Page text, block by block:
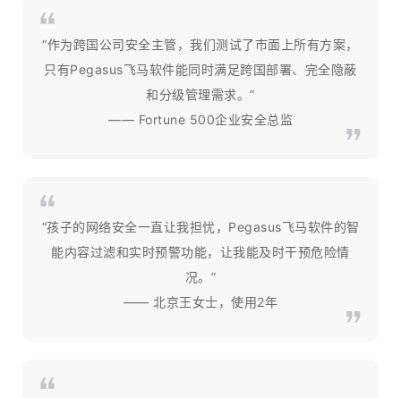
“作为跨国公司安全主管，我们测试了市面上所有方案，
只有Pegasus飞马软件能同时满足跨国部署、完全隐蔽
和分级管理需求。”
—— Fortune 500企业安全总监
“孩子的网络安全一直让我担忧，Pegasus飞马软件的智
能内容过滤和实时预警功能，让我能及时干预危险情
况。”
—— 北京王女士，使用2年